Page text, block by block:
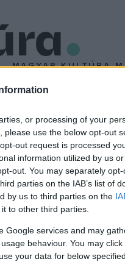
or processing of your
use the below opt-out
out request is processed
information utilized by us
out. You may separately
parties on the IAB’s list of
by us to third parties on the
to other third parties.
Google services and may
behaviour. You may
your data for below
MAGYAR KULTÚRA
az egyik legtöbbet játszott
adja elő, aki szerint a
a megideologizált
Attila tervezte. Az